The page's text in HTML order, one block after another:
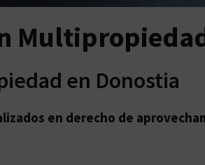
en Donostia
en derecho de